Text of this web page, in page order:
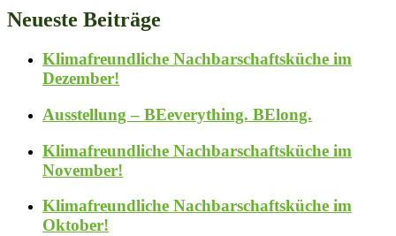
Neueste Beiträge
Klimafreundliche Nachbarschaftsküche im
Dezember!
Ausstellung – BEeverything. BElong.
Klimafreundliche Nachbarschaftsküche im
November!
Klimafreundliche Nachbarschaftsküche im
Oktober!